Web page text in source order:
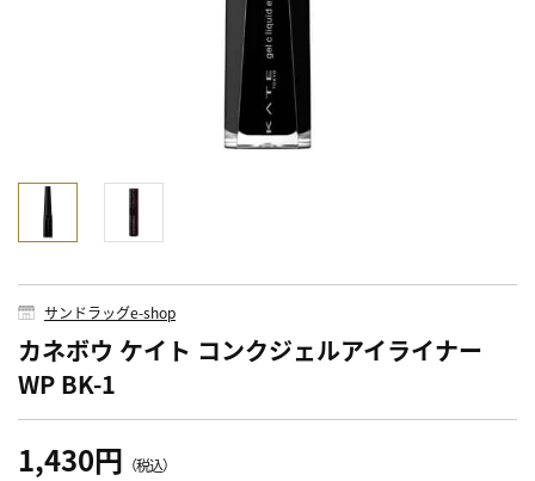
サンドラッグe-shop
カネボウ ケイト コンクジェルアイライナー
WP BK-1
1,430円 （税込）